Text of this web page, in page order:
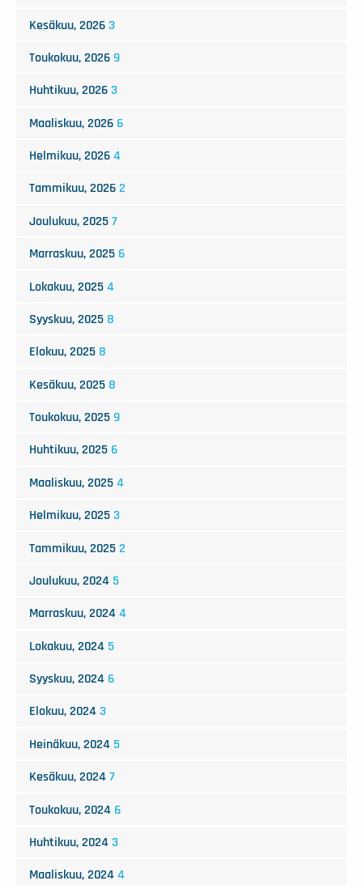
Kesäkuu, 2026 3
Toukokuu, 2026 9
Huhtikuu, 2026 3
Maaliskuu, 2026 6
Helmikuu, 2026 4
Tammikuu, 2026 2
Joulukuu, 2025 7
Marraskuu, 2025 6
Lokakuu, 2025 4
Syyskuu, 2025 8
Elokuu, 2025 8
Kesäkuu, 2025 8
Toukokuu, 2025 9
Huhtikuu, 2025 6
Maaliskuu, 2025 4
Helmikuu, 2025 3
Tammikuu, 2025 2
Joulukuu, 2024 5
Marraskuu, 2024 4
Lokakuu, 2024 5
Syyskuu, 2024 6
Elokuu, 2024 3
Heinäkuu, 2024 5
Kesäkuu, 2024 7
Toukokuu, 2024 6
Huhtikuu, 2024 3
Maaliskuu, 2024 4